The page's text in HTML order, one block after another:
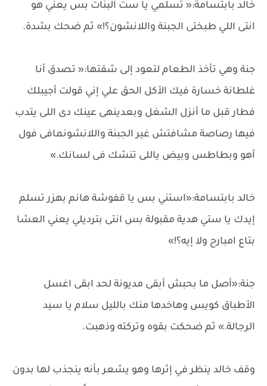
خالد بابتسامة:« تسلمي يا ست البنات بس يعني هو
انتى اللي طبختى الجبنة واللانشون؟!» ثم ضحك بشدة.
جنة وهي تأخذ الطعام لتعود إلى شقتها:« تصدق أنا
غلطانة خسارة فيك الأكل الحق علي إني قولت أجيبلك
فطار قبل ما أنزل الشغل وبعدينهى عينك دى اللى يتدب
فيها رصاصة مشافتش غير الجبنة واللانشونمافى فول
أهو وبطاطس وبيض ياللى تنشك فى لسانك.»
خالد بابتسامة:«استني بس يا قفوشة هانم بهزر تسلم
إيدك يا ستي هدية مقبولة بس انتى بترديلي يعني العشا
بتاع امبارح ولا إيه؟!»
جنة:«أصل ما بحبش أبقى مديونة لحد ابقى اغسل
الأطباق كويس وهاخدها منك بالليل سلام يا سيد
الرجالة.» ثم ضحكت بقوه وتركته وذهبت.
وقف خالد ينظر في إثرها وهو يشعر بأنه ينجذب لها بدون